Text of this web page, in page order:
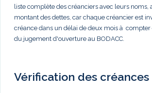
liste complète des créanciers avec leurs noms,
montant des dettes, car chaque créancier est
créance dans un délai de deux mois à
du jugement d'ouverture au BODACC.
Vérification des créances